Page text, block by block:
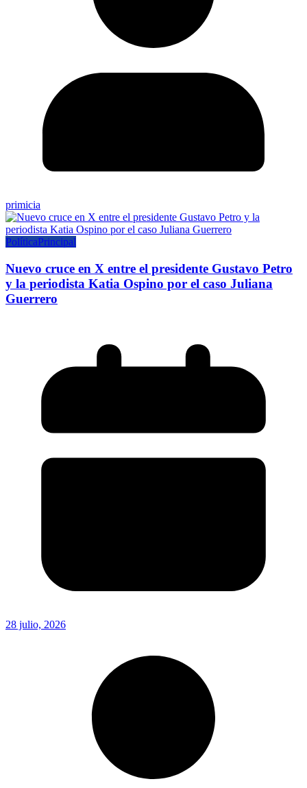
primicia
PolíticaPrincipal
Nuevo cruce en X entre el presidente Gustavo Petro
y la periodista Katia Ospino por el caso Juliana
Guerrero
28 julio, 2026